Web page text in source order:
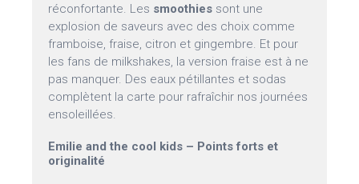
réconfortante. Les smoothies sont une
explosion de saveurs avec des choix comme
framboise, fraise, citron et gingembre. Et pour
les fans de milkshakes, la version fraise est à ne
pas manquer. Des eaux pétillantes et sodas
complètent la carte pour rafraîchir nos journées
ensoleillées.
Emilie and the cool kids – Points forts et
originalité